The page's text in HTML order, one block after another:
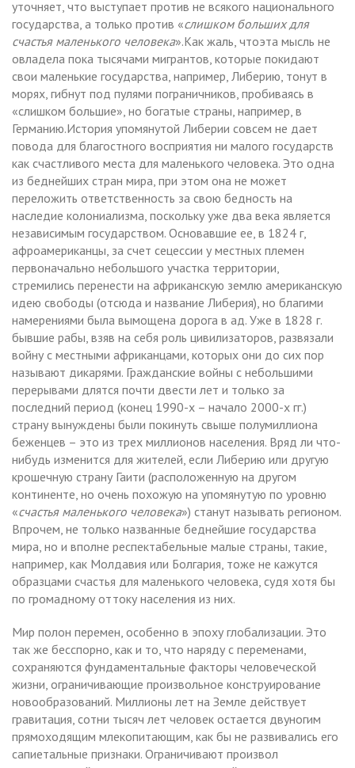
уточняет, что выступает против не всякого национального
государства, а только против «слишком больших для
счастья маленького человека».Как жаль, чтоэта мысль не
овладела пока тысячами мигрантов, которые покидают
свои маленькие государства, например, Либерию, тонут в
морях, гибнут под пулями пограничников, пробиваясь в
«слишком большие», но богатые страны, например, в
Германию.История упомянутой Либерии совсем не дает
повода для благостного восприятия ни малого государств
как счастливого места для маленького человека. Это одна
из беднейших стран мира, при этом она не может
переложить ответственность за свою бедность на
наследие колониализма, поскольку уже два века является
независимым государством. Основавшие ее, в 1824 г,
афроамериканцы, за счет сецессии у местных племен
первоначально небольшого участка территории,
стремились перенести на африканскую землю американскую
идею свободы (отсюда и название Либерия), но благими
намерениями была вымощена дорога в ад. Уже в 1828 г.
бывшие рабы, взяв на себя роль цивилизаторов, развязали
войну с местными африканцами, которых они до сих пор
называют дикарями. Гражданские войны с небольшими
перерывами длятся почти двести лет и только за
последний период (конец 1990-х – начало 2000-х гг.)
страну вынуждены были покинуть свыше полумиллиона
беженцев – это из трех миллионов населения. Вряд ли что-
нибудь изменится для жителей, если Либерию или другую
крошечную страну Гаити (расположенную на другом
континенте, но очень похожую на упомянутую по уровню
«счастья маленького человека») станут называть регионом.
Впрочем, не только названные беднейшие государства
мира, но и вполне респектабельные малые страны, такие,
например, как Молдавия или Болгария, тоже не кажутся
образцами счастья для маленького человека, судя хотя бы
по громадному оттоку населения из них.
Мир полон перемен, особенно в эпоху глобализации. Это
так же бесспорно, как и то, что наряду с переменами,
сохраняются фундаментальные факторы человеческой
жизни, ограничивающие произвольное конструирование
новообразований. Миллионы лет на Земле действует
гравитация, сотни тысяч лет человек остается двуногим
прямоходящим млекопитающим, как бы не развивались его
сапиетальные признаки. Ограничивают произвол